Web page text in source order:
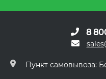
8
Пункт самовывоза: